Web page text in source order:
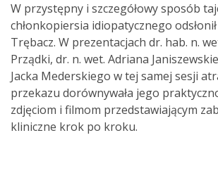
W przystępny i szczegółowy sposób
chłonkopiersia idiopatycznego
Trębacz. W prezentacjach dr. hab. n.
Prządki, dr. n. wet. Adriana
Jacka Mederskiego w tej samej sesji
przekazu dorównywała jego
zdjęciom i filmom przedstawiającym
kliniczne krok po kroku.